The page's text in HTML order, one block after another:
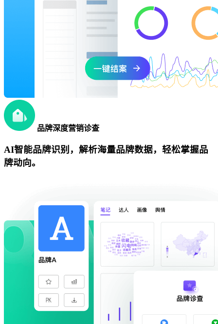
品牌深度营销诊查
AI智能品牌识别，解析海量品牌数据，轻松掌握品
牌动向。